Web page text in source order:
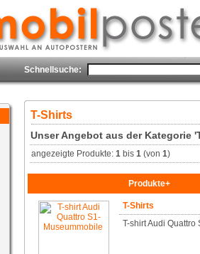
Schnellsuche:
T-Shirts
Unser Angebot aus der Kategorie
angezeigte Produkte:1 bis1 (von1)
Produkte+
T-Shirts
T-shirt Audi